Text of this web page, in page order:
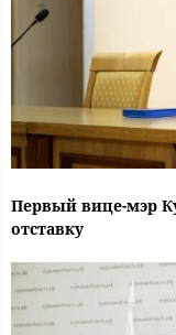
Первый вице-мэр
отставку